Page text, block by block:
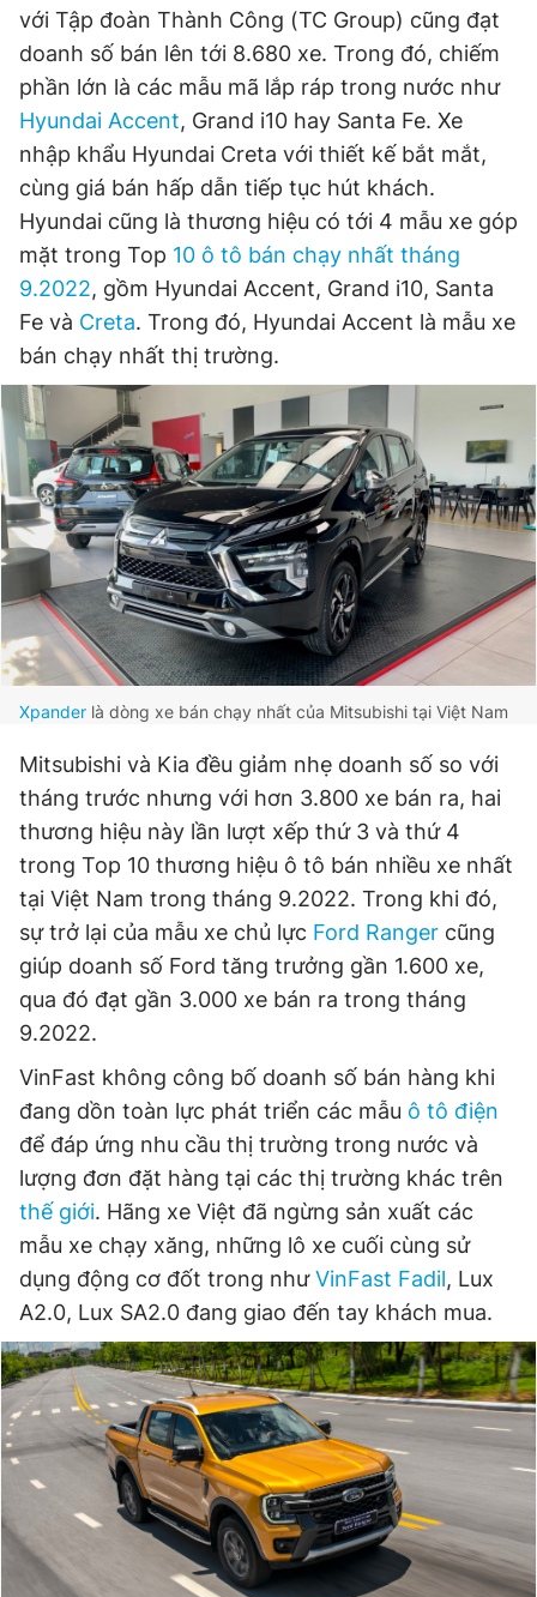
với Tập đoàn Thành Công (TC Group) cũng đạt
doanh số bán lên tới 8.680 xe. Trong đó, chiếm
phần lớn là các mẫu mã lắp ráp trong nước như
Hyundai Accent, Grand i10 hay Santa Fe. Xe
nhập khẩu Hyundai Creta với thiết kế bắt mắt,
cùng giá bán hấp dẫn tiếp tục hút khách.
Hyundai cũng là thương hiệu có tới 4 mẫu xe góp
mặt trong Top 10 ô tô bán chạy nhất tháng
9.2022, gồm Hyundai Accent, Grand i10, Santa
Fe và Creta. Trong đó, Hyundai Accent là mẫu xe
bán chạy nhất thị trường.
Xpander là dòng xe bán chạy nhất của Mitsubishi tại Việt Nam
Mitsubishi và Kia đều giảm nhẹ doanh số so với
tháng trước nhưng với hơn 3.800 xe bán ra, hai
thương hiệu này lần lượt xếp thứ 3 và thứ 4
trong Top 10 thương hiệu ô tô bán nhiều xe nhất
tại Việt Nam trong tháng 9.2022. Trong khi đó,
sự trở lại của mẫu xe chủ lực Ford Ranger cũng
giúp doanh số Ford tăng trưởng gần 1.600 xe,
qua đó đạt gần 3.000 xe bán ra trong tháng
9.2022.
VinFast không công bố doanh số bán hàng khi
đang dồn toàn lực phát triển các mẫu ô tô điện
để đáp ứng nhu cầu thị trường trong nước và
lượng đơn đặt hàng tại các thị trường khác trên
thế giới. Hãng xe Việt đã ngừng sản xuất các
mẫu xe chạy xăng, những lô xe cuối cùng sử
dụng động cơ đốt trong nhưVinFast Fadil, Lux
A2.0, Lux SA2.0 đang giao đến tay khách mua.